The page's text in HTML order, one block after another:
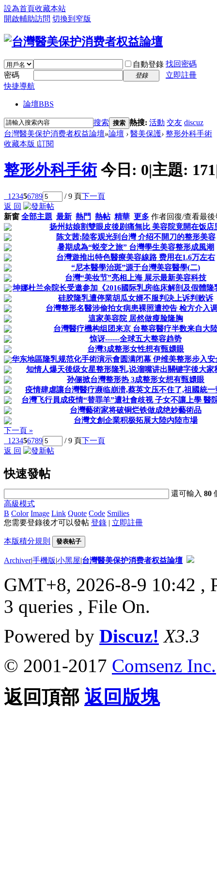
設為首頁收藏本站
開啟輔助訪問 切換到窄版
自動登錄 找回密碼
密碼
登錄
立即註冊
快捷導航
論壇BBS
搜索 搜索 熱搜: 活動 交友 discuz
台灣醫美保护消费者权益論壇»論壇 › 醫美保護› 整形外科手術
收藏本版 |訂閱
整形外科手術 今日: 0|主題: 171
1 23456789 / 9 頁下一頁
返 回
新窗 全部主題 最新 熱門 熱帖 精華 更多 作者回復/查看最後
扬州姑娘割雙眼皮後剧痛無比 美容院竟開在饭店
陈文茜:陸客观光到台灣 介绍不開刀的整形美容
暑期成為“蜕变之旅” 台灣學生美容整形成風潮
台灣遊推出特色醫療美容線路 费用在1.6万左右
“尼本醫學治斑”源于台灣美容醫學(二)
台灣“美妆节”亮相上海 展示最新美容科技
坤娜杜兰余院长受邀参加《2016國际乳房临床解剖及假體隆
硅胶隆乳遭停業胡瓜女婿不服判决上诉判败诉
台灣整形名醫涉偷拍女病患裸照遭控告 检方介入
這家美容院 居然做瘦脸隆胸
台灣醫疗機构组团来京 台整容醫疗半数来自大
惊讶------全球五大整容趋势
台灣3成整形女性想有甄嬛眼
华东地區隆乳规范化手術演示會圆满闭幕 伊维美整形步入安
知情人爆天後级女星整形隆乳,说溜嘴讲出關键字後大家
孙俪掀台灣整形热 3成整形女想有甄嬛眼
疫情肆虐讓台灣醫疗濒临崩溃,蔡英文压不住了,祖國統
台灣飞行員成疫情“替罪羊”遭社會歧视 子女不讓上學 醫
台灣藝術家将破铜烂铁做成绝妙藝術品
台灣文創企業积极拓展大陸内陸市場
下一頁 »
1 23456789 / 9 頁下一頁
返 回
快速發帖
還可輸入80
高級模式
B Color Image Link Quote Code Smilies
您需要登錄後才可以發帖 登錄 | 立即註冊
本版積分規則 發表帖子
Archiver|手機版|小黑屋|台灣醫美保护消费者权益論壇
GMT+8, 2026-8-9 10:42 ,
3 queries , File On.
Powered by Discuz! X3.3
© 2001-2017 Comsenz Inc.
返回頂部 返回版塊